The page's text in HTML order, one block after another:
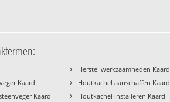
Kaard
Kaard
› Herstel werkzaamheden Kaard
› Houtkachel aanschaffen Kaard
› Houtkachel installeren Kaard